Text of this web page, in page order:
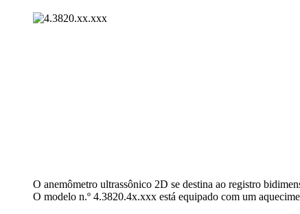
O anemômetro ultrassônico 2D se destina ao registro
O modelo n.º 4.3820.4x.xxx está equipado com um